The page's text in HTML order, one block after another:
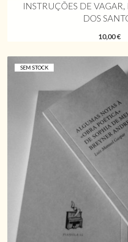
INSTRUÇÕES DE
DOS
10,00 €
SEM STOCK